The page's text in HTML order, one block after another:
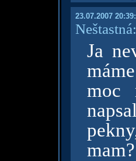
23.07.2007
Neštastná:
Ja
moc
mam?